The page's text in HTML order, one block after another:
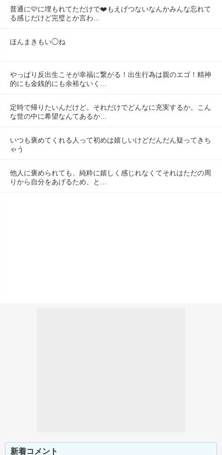
普通に🩷に埋もれてただけで❤️もえげつないなんかみんな忘れて
る感じだけど完璧とか言わ…
ほんまきもい◯ね
やっぱり反出生こそが幸福に繋がる！出生行為は親のエゴ！精神
的にも金銭的にも余裕ないく…
定時で帰りたいんだけど。それだけでどんなに充実するか。こん
な世の中に希望なんてあるか…
いつも褒めてくれる人って初めは嬉しいけどだんだん疑ってきち
ゃう
他人に褒められても、純粋に嬉しく感じれなくてそれはただの周
りから自分をあげるため、と…
新着コメント